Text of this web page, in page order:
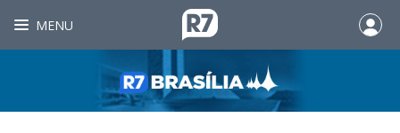
MENU